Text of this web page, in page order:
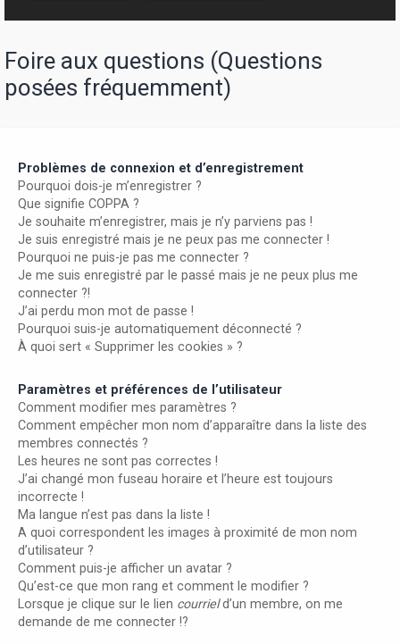
Foire aux questions (Questions
posées fréquemment)
Problèmes de connexion et d’enregistrement
Pourquoi dois-je m’enregistrer ?
Que signifie COPPA ?
Je souhaite m’enregistrer, mais je n’y parviens pas !
Je suis enregistré mais je ne peux pas me connecter !
Pourquoi ne puis-je pas me connecter ?
Je me suis enregistré par le passé mais je ne peux plus me
connecter ?!
J’ai perdu mon mot de passe !
Pourquoi suis-je automatiquement déconnecté ?
À quoi sert « Supprimer les cookies » ?
Paramètres et préférences de l’utilisateur
Comment modifier mes paramètres ?
Comment empêcher mon nom d’apparaître dans la liste des
membres connectés ?
Les heures ne sont pas correctes !
J’ai changé mon fuseau horaire et l’heure est toujours
incorrecte !
Ma langue n’est pas dans la liste !
A quoi correspondent les images à proximité de mon nom
d’utilisateur ?
Comment puis-je afficher un avatar ?
Qu’est-ce que mon rang et comment le modifier ?
Lorsque je clique sur le lien courrield’un membre, on me
demande de me connecter !?